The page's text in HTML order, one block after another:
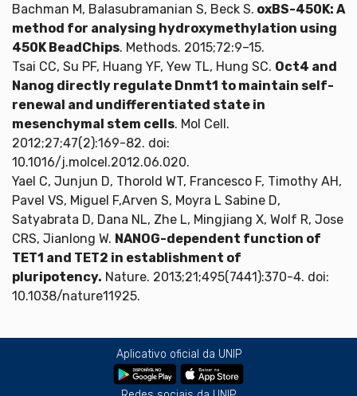
Bachman M, Balasubramanian S, Beck S. oxBS-450K: A
method for analysing hydroxymethylation using
450K BeadChips. Methods. 2015;72:9–15.
Tsai CC, Su PF, Huang YF, Yew TL, Hung SC. Oct4 and
Nanog directly regulate Dnmt1 to maintain self-
renewal and undifferentiated state in
mesenchymal stem cells. Mol Cell.
2012;27;47(2):169-82. doi:
10.1016/j.molcel.2012.06.020.
Yael C, Junjun D, Thorold WT, Francesco F, Timothy AH,
Pavel VS, Miguel F,Arven S, Moyra L Sabine D,
Satyabrata D, Dana NL, Zhe L, Mingjiang X, Wolf R, Jose
CRS, Jianlong W. NANOG-dependent function of
TET1 and TET2 in establishment of
pluripotency. Nature. 2013;21;495(7441):370-4. doi:
10.1038/nature11925.
Aplicativo oficial da UNIP